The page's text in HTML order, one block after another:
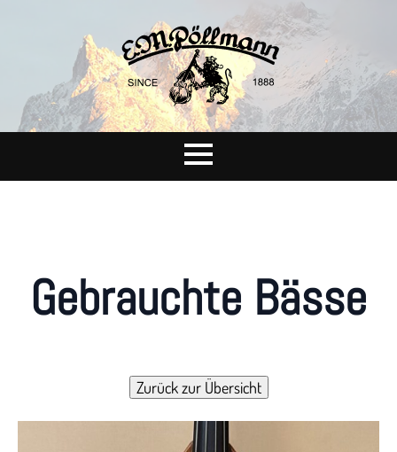
Gebrauchte Bässe
Zurück zur Übersicht